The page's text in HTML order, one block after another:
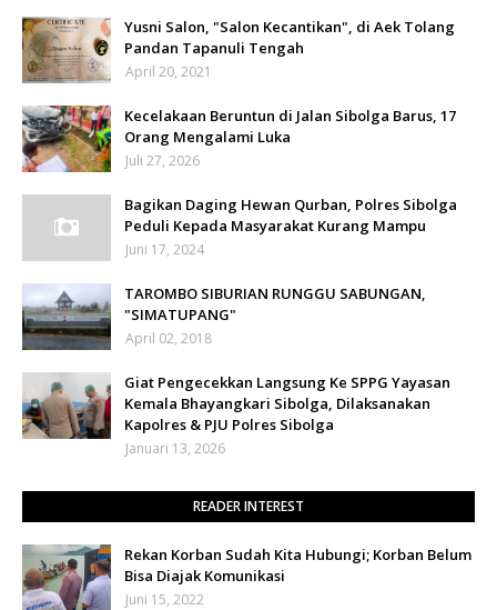
Yusni Salon, "Salon Kecantikan", di Aek Tolang
Pandan Tapanuli Tengah
April 20, 2021
Kecelakaan Beruntun di Jalan Sibolga Barus, 17
Orang Mengalami Luka
Juli 27, 2026
Bagikan Daging Hewan Qurban, Polres Sibolga
Peduli Kepada Masyarakat Kurang Mampu
Juni 17, 2024
TAROMBO SIBURIAN RUNGGU SABUNGAN,
"SIMATUPANG"
April 02, 2018
Giat Pengecekkan Langsung Ke SPPG Yayasan
Kemala Bhayangkari Sibolga, Dilaksanakan
Kapolres & PJU Polres Sibolga
Januari 13, 2026
READER INTEREST
Rekan Korban Sudah Kita Hubungi; Korban Belum
Bisa Diajak Komunikasi
Juni 15, 2022